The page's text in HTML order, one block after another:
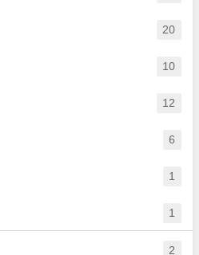
20
10
12
6
1
1
2